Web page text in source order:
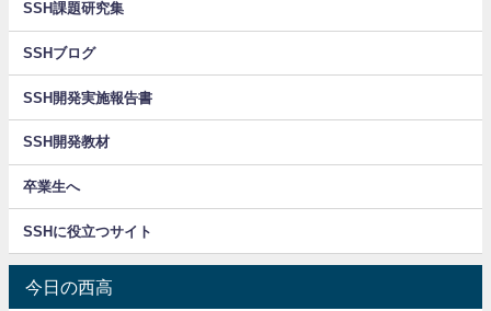
SSH課題研究集
SSHブログ
SSH開発実施報告書
SSH開発教材
卒業生へ
SSHに役立つサイト
今日の西高